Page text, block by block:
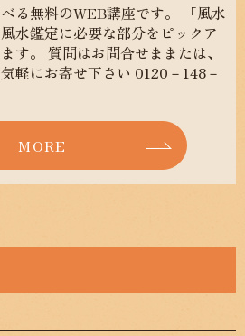
る無料のWEB講座です。 「風水
水鑑定に必要な部分をピックア
す。 質問はお問合せままたは、
軽にお寄せ下さい 0120－148－
MORE